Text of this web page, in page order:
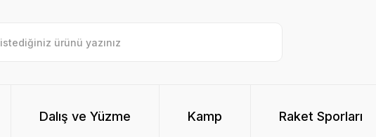
Dalış ve Yüzme Kamp Raket Sporları